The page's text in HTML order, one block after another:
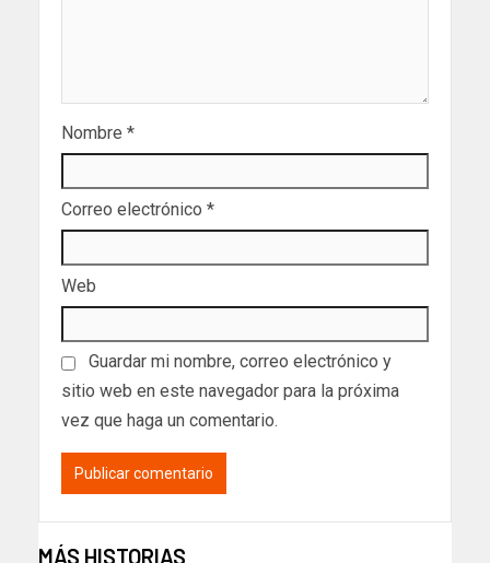
Nombre *
Correo electrónico *
Web
Guardar mi nombre, correo electrónico y
sitio web en este navegador para la próxima
vez que haga un comentario.
MÁS HISTORIAS